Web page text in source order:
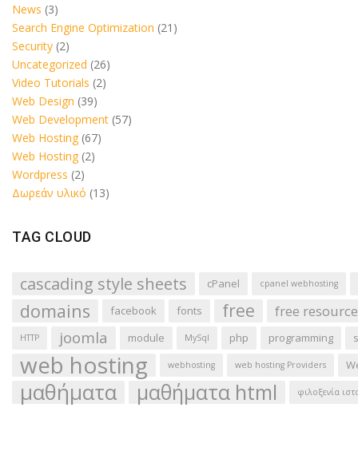
News (3)
Search Engine Optimization (21)
Security (2)
Uncategorized (26)
Video Tutorials (2)
Web Design (39)
Web Development (57)
Web Hosting (67)
Web Hosting (2)
Wordpress (2)
Δωρεάν υλικό (13)
TAG CLOUD
cascading style sheets cPanel cpanel webhosting
domains facebook fonts free free
HTTP joomla module MySql php programming
web hosting webhosting web hosting Providers
μαθήματα μαθήματα html φιλοξενία